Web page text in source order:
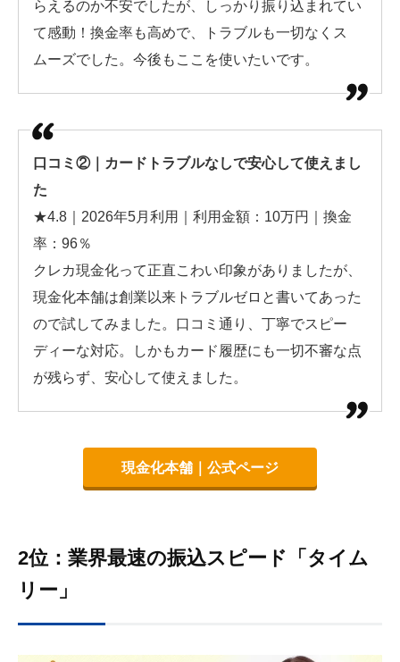
らえるのか不安でしたが、しっかり振り込まれてい
て感動！換金率も高めで、トラブルも一切なくス
ムーズでした。今後もここを使いたいです。
口コミ②｜カードトラブルなしで安心して使えまし
た
★4.8｜2026年5月利用｜利用金額：10万円｜換金
率：96％
クレカ現金化って正直こわい印象がありましたが、
現金化本舗は創業以来トラブルゼロと書いてあった
ので試してみました。口コミ通り、丁寧でスピー
ディーな対応。しかもカード履歴にも一切不審な点
が残らず、安心して使えました。
現金化本舗｜公式ページ
2位：業界最速の振込スピード「タイム
リー」